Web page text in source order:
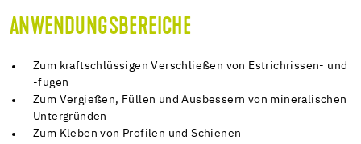
ANWENDUNGSBEREICHE
Zum kraftschlüssigen Verschließen von Estrichrissen- und
-fugen
Zum Vergießen, Füllen und Ausbessern von mineralischen
Untergründen
Zum Kleben von Profilen und Schienen